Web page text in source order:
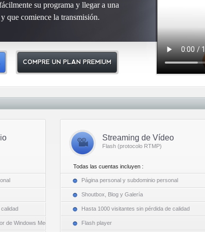
su programa y llegar a una
que comience la transmisión.
COMPRE UN PLAN PREMIUM
de Windows Media
Streaming de Vídeo
Flash (protocolo RTMP)
Todas las cuentas incluyen :
Página personal y subdominio personal
Shoutbox, Blog y Galería
Hasta 1000 visitantes sin pérdida de calidad
Flash player